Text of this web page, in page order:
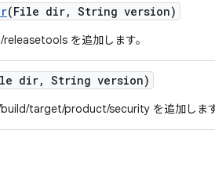
(File dir, String version)
を追加します。
dir, String version)
build/target/product/security を追加しま